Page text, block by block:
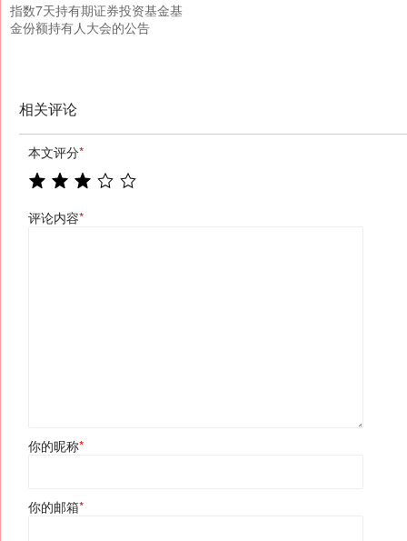
指数7天持有期证券投资基金基
金份额持有人大会的公告
相关评论
本文评分*
评论内容*
你的昵称*
你的邮箱*